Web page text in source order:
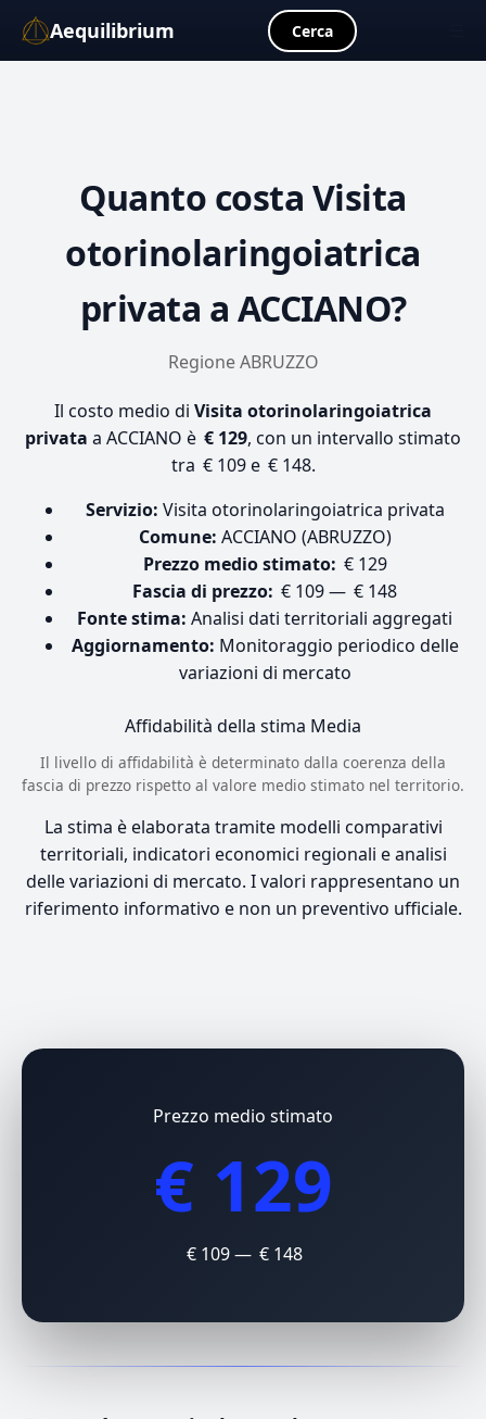
Aequilibrium Cerca
Quanto costa Visita
otorinolaringoiatrica
privata a ACCIANO?
Regione ABRUZZO
Il costo medio di Visita otorinolaringoiatrica
privata a ACCIANO è € 129, con un intervallo stimato
tra € 109 e € 148.
Servizio: Visita otorinolaringoiatrica privata
Comune: ACCIANO (ABRUZZO)
Prezzo medio stimato: € 129
Fascia di prezzo: € 109 — € 148
Fonte stima: Analisi dati territoriali aggregati
Aggiornamento: Monitoraggio periodico delle
variazioni di mercato
Affidabilità della stima Media
Il livello di affidabilità è determinato dalla coerenza della
fascia di prezzo rispetto al valore medio stimato nel territorio.
La stima è elaborata tramite modelli comparativi
territoriali, indicatori economici regionali e analisi
delle variazioni di mercato. I valori rappresentano un
riferimento informativo e non un preventivo ufficiale.
Prezzo medio stimato
€ 129
€ 109 — € 148